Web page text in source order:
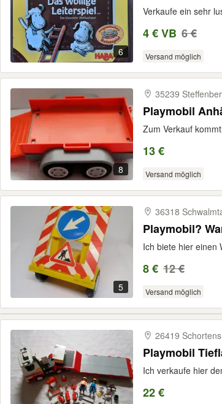
6
Verkaufe ein sehr
4 € VB 6 €
Versand möglich
8
35239
Playmobil
Zum Verkauf
13 €
Versand möglich
5
36318
Playmobil?
Ich biete hier einen
8 € 12 €
Versand möglich
26419 Schortens
Playmobil
Ich verkaufe hier
22 €